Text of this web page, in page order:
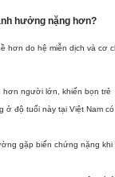
hưởng nặng hơn?
hơn do hệ miễn dịch và cơ
hơn người lớn, khiến bọn trẻ
ở độ tuổi này tại Việt Nam có
gặp biến chứng nặng khi